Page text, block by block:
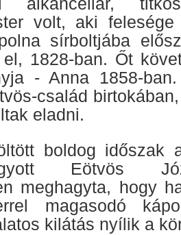
volt, aki
sírboltjába
1828-ban. Őt
- Anna 1858-
család
eladni.
boldog időszak
Eötvös
meghagyta, hogy
magasodó
kilátás nyílik a